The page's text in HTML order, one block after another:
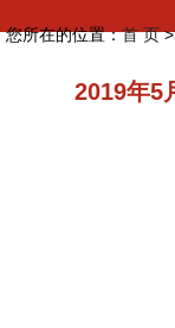
您所在的位置：首 页
2019年5